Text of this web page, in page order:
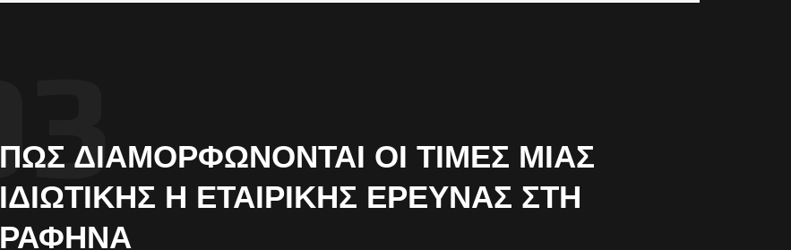
ΠΏΣ ΔΙΑΜΟΡΦΏΝΟΝΤΑΙ ΟΙ ΤΙΜΈΣ ΜΙΑΣ
ΙΔΙΩΤΙΚΉΣ Η ΕΤΑΙΡΙΚΉΣ ΈΡΕΥΝΑΣ ΣΤΗ
ΡΑΦΉΝΑ